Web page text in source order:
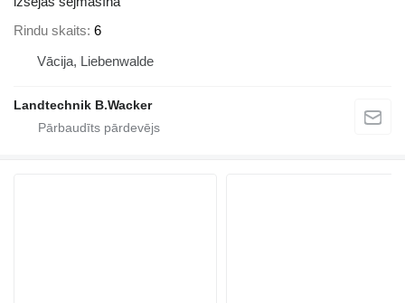
Rindu skaits 6
Vācija, Liebenwalde
Landtechnik B.Wacker